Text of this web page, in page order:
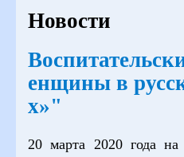
Новости
енщины в
х»"
20 марта 2020 года на